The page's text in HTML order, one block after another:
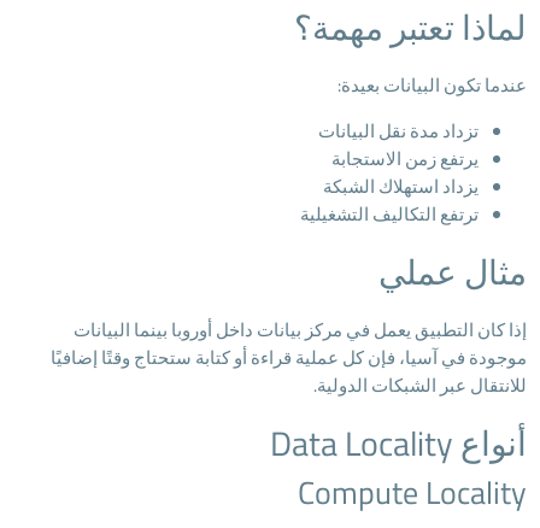
لماذا تعتبر مهمة؟
عندما تكون البيانات بعيدة:
تزداد مدة نقل البيانات
يرتفع زمن الاستجابة
يزداد استهلاك الشبكة
ترتفع التكاليف التشغيلية
مثال عملي
إذا كان التطبيق يعمل في مركز بيانات داخل أوروبا بينما البيانات
موجودة في آسيا، فإن كل عملية قراءة أو كتابة ستحتاج وقتًا إضافيًا
للانتقال عبر الشبكات الدولية.
أنواع Data Locality
Compute Locality